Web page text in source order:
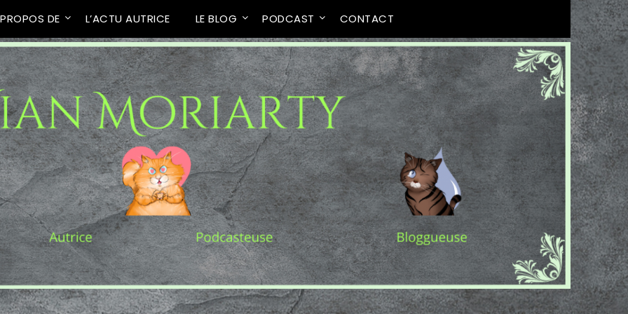
DE L’ACTU AUTRICE LE BLOG PODCAST CONTACT